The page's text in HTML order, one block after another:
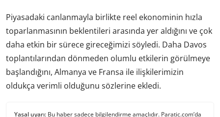
Piyasadaki canlanmayla birlikte reel ekonominin hızla
toparlanmasının beklentileri arasında yer aldığını ve çok
daha etkin bir sürece gireceğimizi söyledi. Daha Davos
toplantılarından dönmeden olumlu etkilerin görülmeye
başlandığını, Almanya ve Fransa ile ilişkilerimizin
oldukça verimli olduğunu sözlerine ekledi.
Yasal uyarı: Bu haber sadece bilgilendirme amaçlıdır. Paratic.com’da